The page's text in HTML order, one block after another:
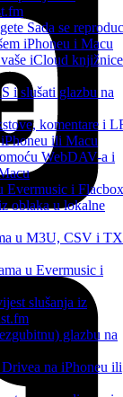
Sada se
iPhoneu i Macu
iCloud
i slušati glazbu na
komentare i
ili Macu
WebDAV-a i
Evermusic i
oblaka u lokalne
u M3U, CSV i
u Evermusic i
slušanja iz
glazbu na
na iPhoneu ili